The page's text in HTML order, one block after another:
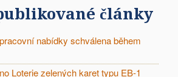
články
nabídky schválena během
Loterie zelených karet typu EB-1